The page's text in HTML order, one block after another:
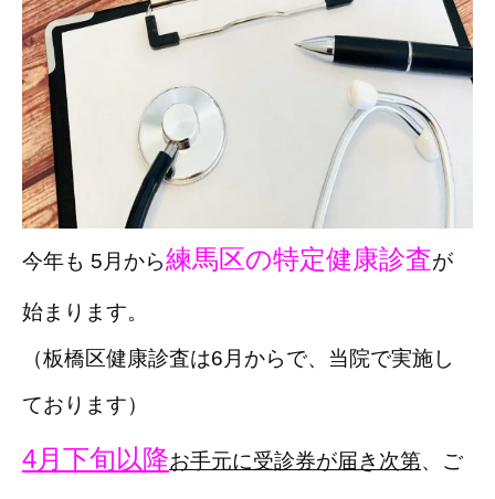
今年も 5月から練馬区の特定健康診査が
始まります。
（板橋区健康診査は6月からで、当院で実施し
ております）
4月下旬以降お手元に受診券が届き次第、ご